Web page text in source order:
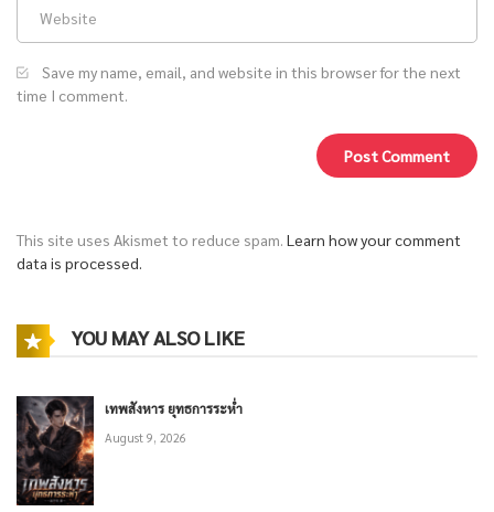
Save my name, email, and website in this browser for the next
time I comment.
This site uses Akismet to reduce spam. Learn how your comment
data is processed.
YOU MAY ALSO LIKE
เทพสังหาร ยุทธการระห่ำ
August 9, 2026